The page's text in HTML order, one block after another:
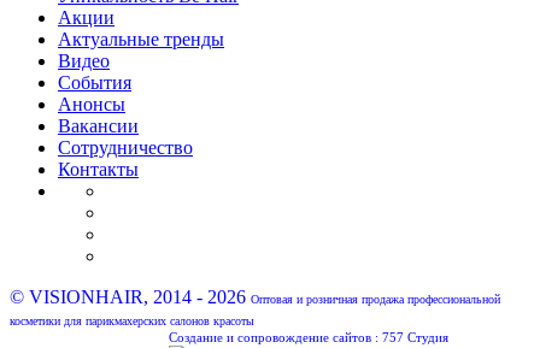
Акции
Актуальные тренды
Видео
События
Анонсы
Вакансии
Сотрудничество
Контакты
© VISIONHAIR, 2014 - 2026 Оптовая и розничная продажа профессиональной
косметики для парикмахерских салонов красоты
Создание и сопровождение сайтов : 757 Студия